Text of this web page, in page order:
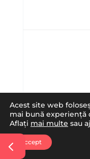
Faza a II-a
Acest site web
mai bună experiență
Aflați mai multe sau
Accept